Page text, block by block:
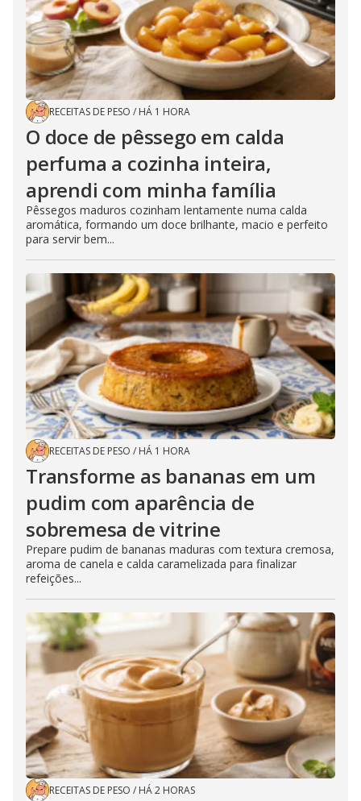
RECEITAS DE PESO / HÁ 1 HORA
O doce de pêssego em calda
perfuma a cozinha inteira,
aprendi com minha família
Pêssegos maduros cozinham lentamente numa calda
aromática, formando um doce brilhante, macio e perfeito
para servir bem...
RECEITAS DE PESO / HÁ 1 HORA
Transforme as bananas em um
pudim com aparência de
sobremesa de vitrine
Prepare pudim de bananas maduras com textura cremosa,
aroma de canela e calda caramelizada para finalizar
refeições...
RECEITAS DE PESO / HÁ 2 HORAS